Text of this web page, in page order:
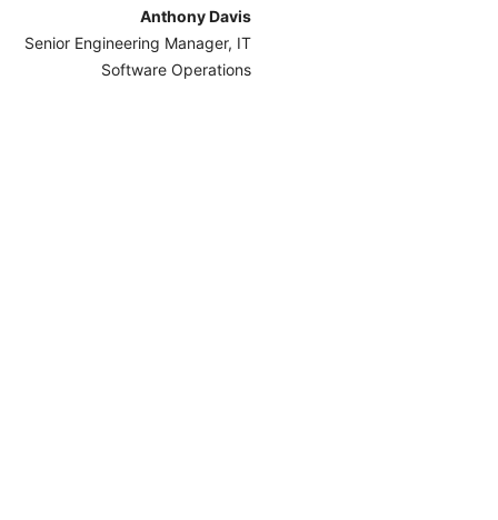
Anthony Davis
Senior Engineering Manager, IT
Software Operations